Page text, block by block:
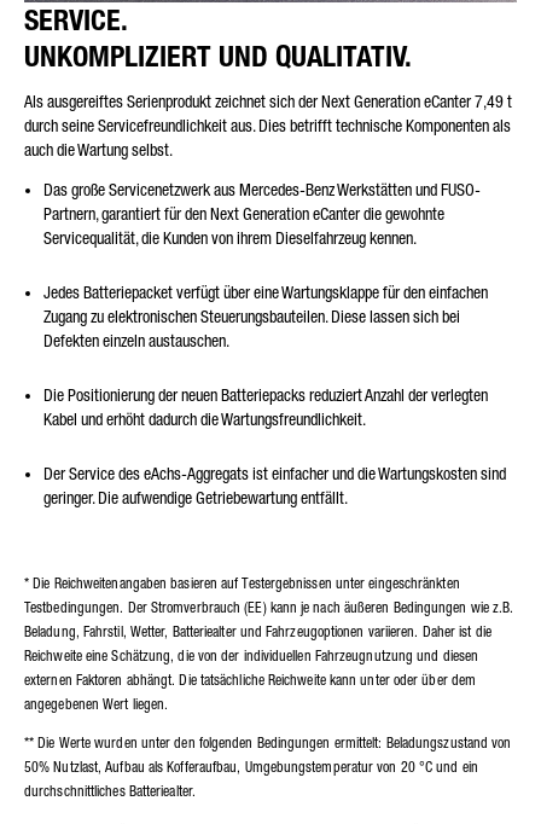
SERVICE.
UNKOMPLIZIERT UND QUALITATIV.
Als ausgereiftes Serienprodukt zeichnet sich der Next Generation eCanter 7,49 t
durch seine Servicefreundlichkeit aus. Dies betrifft technische Komponenten als
auch die Wartung selbst.
Das große Servicenetzwerk aus Mercedes-Benz Werkstätten und FUSO-
Partnern, garantiert für den Next Generation eCanter die gewohnte
Servicequalität, die Kunden von ihrem Dieselfahrzeug kennen.
Jedes Batteriepacket verfügt über eine Wartungsklappe für den einfachen
Zugang zu elektronischen Steuerungsbauteilen. Diese lassen sich bei
Defekten einzeln austauschen.
Die Positionierung der neuen Batteriepacks reduziert Anzahl der verlegten
Kabel und erhöht dadurch die Wartungsfreundlichkeit.
Der Service des eAchs-Aggregats ist einfacher und die Wartungskosten sind
geringer. Die aufwendige Getriebewartung entfällt.
* Die Reichweitenangaben basieren auf Testergebnissen unter eingeschränkten
Testbedingungen. Der Stromverbrauch (EE) kann je nach äußeren Bedingungen wie z.B.
Beladung, Fahrstil, Wetter, Batteriealter und Fahrzeugoptionen variieren. Daher ist die
Reichweite eine Schätzung, die von der individuellen Fahrzeugnutzung und diesen
externen Faktoren abhängt. Die tatsächliche Reichweite kann unter oder über dem
angegebenen Wert liegen.
** Die Werte wurden unter den folgenden Bedingungen ermittelt: Beladungszustand von
50% Nutzlast, Aufbau als Kofferaufbau, Umgebungstemperatur von 20 °C und ein
durchschnittliches Batteriealter.